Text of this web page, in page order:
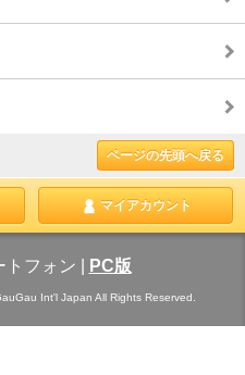
ページの先頭へ戻る
マイアカウント
トフォン PC版
Int'l Japan All Rights Reserved.